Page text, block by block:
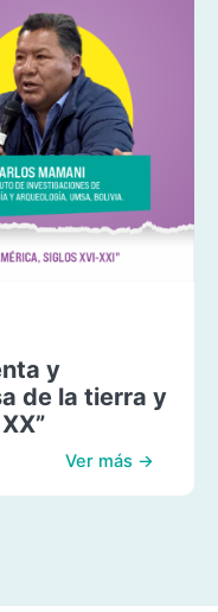
y
de la tierra y
Ver más →